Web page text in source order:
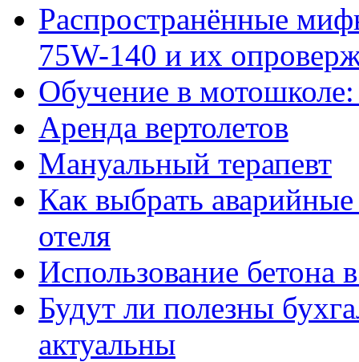
Распространённые
75W-140 и их
Обучение в
Аренда вертолетов
Мануальный терапевт
Как выбрать
отеля
Использование бетона
Будут ли полезны
актуальны